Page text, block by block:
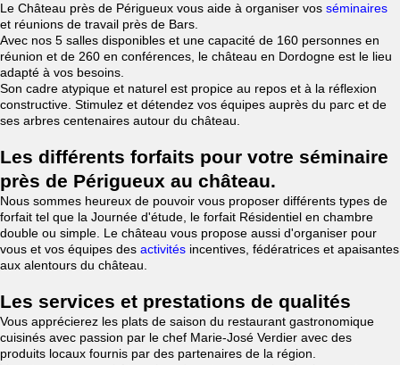
Le Château près de Périgueux vous aide à organiser vos séminaires
et réunions de travail près de Bars.
Avec nos 5 salles disponibles et une capacité de 160 personnes en
réunion et de 260 en conférences, le château en Dordogne est le lieu
adapté à vos besoins.
Son cadre atypique et naturel est propice au repos et à la réflexion
constructive. Stimulez et détendez vos équipes auprès du parc et de
ses arbres centenaires autour du château.
Les différents forfaits pour votre séminaire
près de Périgueux au château.
Nous sommes heureux de pouvoir vous proposer différents types de
forfait tel que la Journée d'étude, le forfait Résidentiel en chambre
double ou simple. Le château vous propose aussi d'organiser pour
vous et vos équipes des activités incentives, fédératrices et apaisantes
aux alentours du château.
Les services et prestations de qualités
Vous apprécierez les plats de saison du restaurant gastronomique
cuisinés avec passion par le chef Marie-José Verdier avec des
produits locaux fournis par des partenaires de la région.